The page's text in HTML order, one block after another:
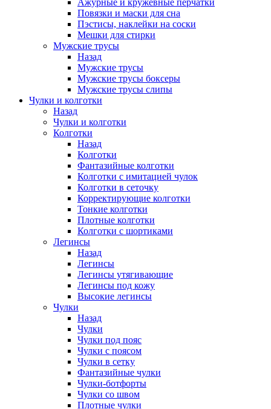
Ажурные и кружевные перчатки
Повязки и маски для сна
Пэстисы, наклейки на соски
Мешки для стирки
Мужские трусы
Назад
Мужские трусы
Мужские трусы боксеры
Мужские трусы слипы
Чулки и колготки
Назад
Чулки и колготки
Колготки
Назад
Колготки
Фантазийные колготки
Колготки с имитацией чулок
Колготки в сеточку
Корректирующие колготки
Тонкие колготки
Плотные колготки
Колготки с шортиками
Легинсы
Назад
Легинсы
Легинсы утягивающие
Легинсы под кожу
Высокие легинсы
Чулки
Назад
Чулки
Чулки под пояс
Чулки с поясом
Чулки в сетку
Фантазийные чулки
Чулки-ботфорты
Чулки со швом
Плотные чулки